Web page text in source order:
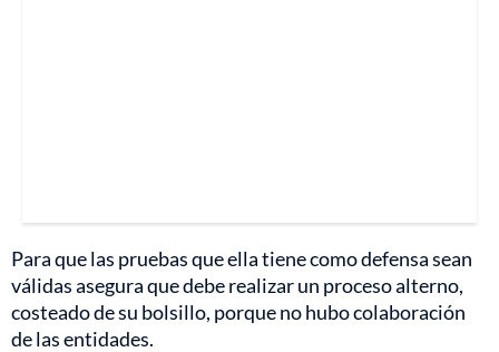
Para que las pruebas que ella tiene como defensa sean
válidas asegura que debe realizar un proceso alterno,
costeado de su bolsillo, porque no hubo colaboración
de las entidades.